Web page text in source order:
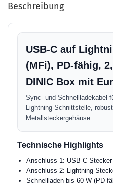
Beschreibung
USB-C auf
(MFi), PD-fähig,
DINIC Box mit
Sync- und Schnellladekabel
Lightning-Schnittstelle,
Metallsteckergehäuse.
Technische Highlights
Anschluss 1: USB-C Stecker
Anschluss 2: Lightning
Schnellladen bis 60 W (PD-